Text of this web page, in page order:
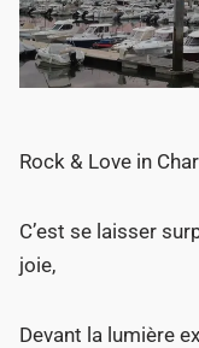
Rock & Love in
C’est se laisser
joie,
Devant la lumière